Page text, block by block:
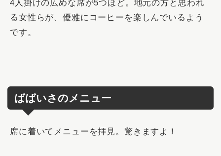
4人掛けの広めな席が5つほど。地元の方と思われ
る女性らが、優雅にコーヒーを楽しんでいるよう
です。
ばばいさのメニュー
席に着いてメニューを拝見。 驚きますよ！